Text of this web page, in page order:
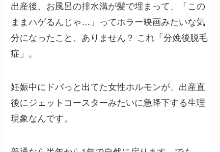
出産後、お風呂の排水溝が髪で埋まって、「この
ままハゲるんじゃ…」ってホラー映画みたいな気
分になったこと、ありません？ これ「分娩後脱毛
症」。
妊娠中にドバっと出てた女性ホルモンが、出産直
後にジェットコースターみたいに急降下する生理
現象なんです。